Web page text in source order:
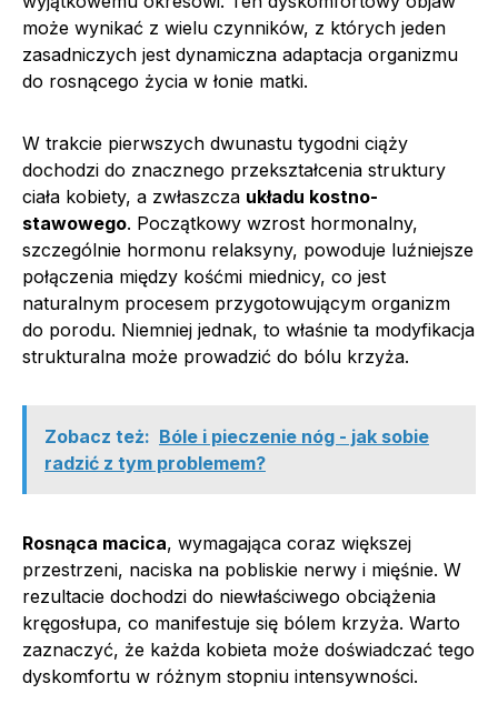
może wynikać z wielu czynników, z których jeden
zasadniczych jest dynamiczna adaptacja organizmu
do rosnącego życia w łonie matki.
W trakcie pierwszych dwunastu tygodni ciąży
dochodzi do znacznego przekształcenia struktury
ciała kobiety, a zwłaszcza układu kostno-
stawowego. Początkowy wzrost hormonalny,
szczególnie hormonu relaksyny, powoduje luźniejsze
połączenia między kośćmi miednicy, co jest
naturalnym procesem przygotowującym organizm
do porodu. Niemniej jednak, to właśnie ta modyfikacja
strukturalna może prowadzić do bólu krzyża.
Zobacz też: Bóle i pieczenie nóg - jak sobie
radzić z tym problemem?
Rosnąca macica, wymagająca coraz większej
przestrzeni, naciska na pobliskie nerwy i mięśnie. W
rezultacie dochodzi do niewłaściwego obciążenia
kręgosłupa, co manifestuje się bólem krzyża. Warto
zaznaczyć, że każda kobieta może doświadczać tego
dyskomfortu w różnym stopniu intensywności.